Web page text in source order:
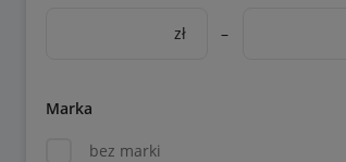
zł –
Marka
bez marki